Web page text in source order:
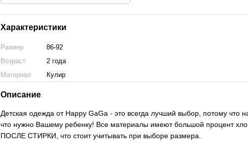
Характеристики
Размер
86-92
Возраст
2 года
Материал
Кулир
Описание
Детская одежда от Happy GaGa - это всегда лучший выбор, потому что
что нужно Вашему ребенку! Все материалы имеют большой процент
ПОСЛЕ СТИРКИ, что стоит учитывать при выборе размера.